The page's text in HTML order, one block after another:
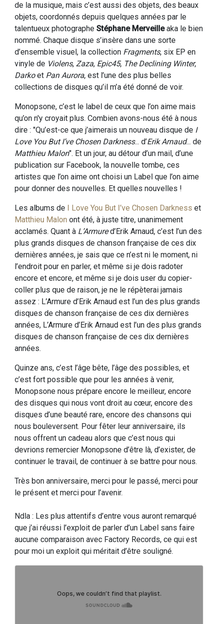
de la musique, mais c’est aussi des objets, des beaux
objets, coordonnés depuis quelques années par le
talentueux photographe Stéphane Merveilleaka le bien
nommé. Chaque disque s’insère dans une sorte
d’ensemble visuel, la collection Fragments, six EP en
vinyle de Violens, Zaza, Epic45, The Declining Winter,
Darkoet Pan Aurora, est l’une des plus belles
collections de disques qu’il m’a été donné de voir.
Monopsone, c’est le label de ceux que l’on aime mais
qu’on n'y croyait plus. Combien avons-nous été à nous
dire : "Qu’est-ce que j’aimerais un nouveau disque de I
Love You But I’ve Chosen Darkness... d’Erik Arnaud... de
Matthieu Malon". Et un jour, au détour d’un mail, d’une
publication sur Facebook, la nouvelle tombe, ces
artistes que l’on aime ont choisi un Label que l’on aime
pour donner des nouvelles. Et quelles nouvelles !
Les albums de I Love You But I’ve Chosen Darkness et
Matthieu Malon ont été, à juste titre, unanimement
acclamés. Quant à L’Armured’Erik Arnaud, c’est l’un des
plus grands disques de chanson française de ces dix
dernières années, je sais que ce n’est ni le moment, ni
l’endroit pour en parler, et même si je dois radoter
encore et encore, et même si je dois user du copier-
coller plus que de raison, je ne le répèterai jamais
assez : L’Armure d’Erik Arnaud est l’un des plus grands
disques de chanson française de ces dix dernières
années, L’Armure d’Erik Arnaud est l’un des plus grands
disques de chanson française de ces dix dernières
années.
Quinze ans, c’est l’âge bête, l’âge des possibles, et
c’est fort possible que pour les années à venir,
Monopsone nous prépare encore le meilleur, encore
des disques qui nous vont droit au cœur, encore des
disques d’une beauté rare, encore des chansons qui
nous bouleversent. Pour fêter leur anniversaire, ils
nous offrent un cadeau alors que c’est nous qui
devrions remercier Monopsone d’être là, d’exister, de
continuer le travail, de continuer à se battre pour nous.
Très bon anniversaire, merci pour le passé, merci pour
le présent et merci pour l’avenir.
Ndla : Les plus attentifs d’entre vous auront remarqué
que j’ai réussi l’exploit de parler d’un Label sans faire
aucune comparaison avec Factory Records, ce qui est
pour moi un exploit qui méritait d’être souligné.